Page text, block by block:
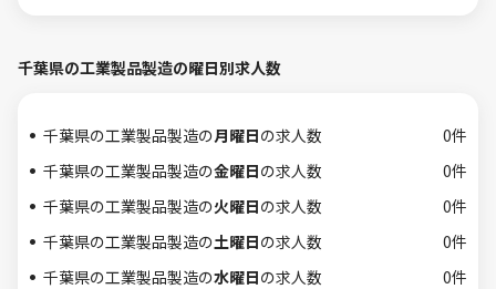
千葉県の工業製品製造の曜日別求人数
千葉県の工業製品製造の月曜日の求人数
0件
千葉県の工業製品製造の金曜日の求人数
0件
千葉県の工業製品製造の火曜日の求人数
0件
千葉県の工業製品製造の土曜日の求人数
0件
千葉県の工業製品製造の水曜日の求人数
0件